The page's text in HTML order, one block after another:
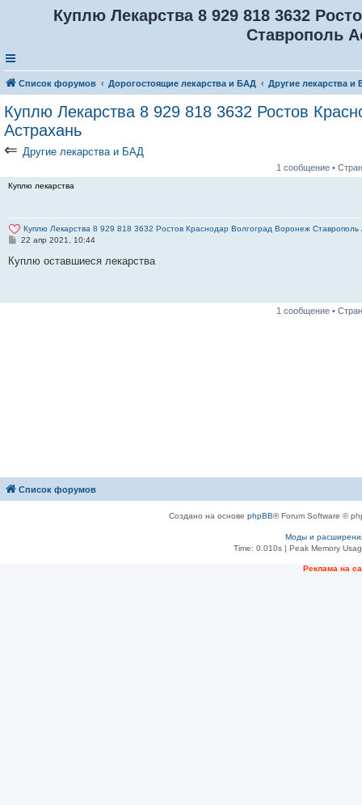
Куплю Лекарства 8 929 818 3632
Ставрополь
Список форумов Дорогостоящие лекарства и БАД Другие лекарства и
Куплю Лекарства 8 929 818 3632 Ростов
Астрахань
⇐ Другие лекарства и БАД
1 сообщение •
Куплю лекарства
Куплю Лекарства 8 929 818 3632 Ростов Краснодар Волгоград Воронеж Ставрополь
С
о
б
22 апр 2021, 10:44
Куплю оставшиеся лекарства
1 сообщение •
Список форумов
Создано на основе phpBB® Forum Software ©
Моды и
Time: 0.010s| Peak Memory
Рeклама на